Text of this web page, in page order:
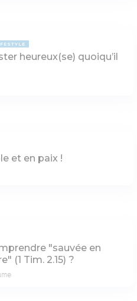
heureux(se) quoiqu’il
et en paix !
"sauvée en
(1 Tim. 2.15) ?